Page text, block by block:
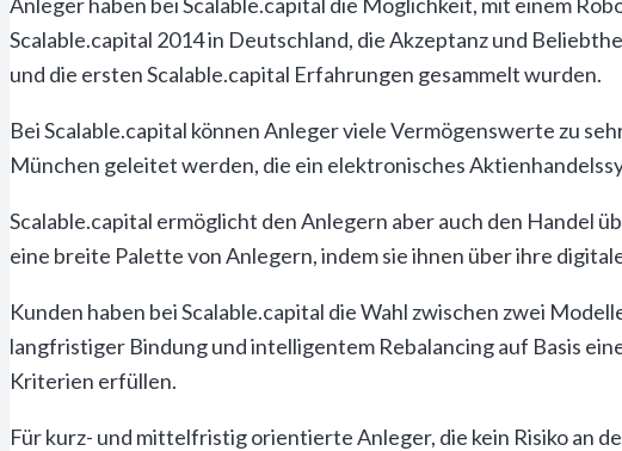
Scalable.capital 2014 in Deutschland, die Akzeptanz und
und die ersten Scalable.capital Erfahrungen gesammelt wurden.
Bei Scalable.capital können Anleger viele Vermögenswerte zu
München geleitet werden, die ein elektronisches
Scalable.capital ermöglicht den Anlegern aber auch den Handel
eine breite Palette von Anlegern, indem sie ihnen über ihre
Kunden haben bei Scalable.capital die Wahl zwischen zwei
langfristiger Bindung und intelligentem Rebalancing auf Basis
Kriterien erfüllen.
Für kurz- und mittelfristig orientierte Anleger, die kein Risiko an